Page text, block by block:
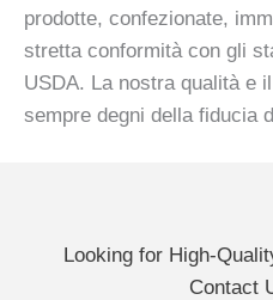
prodotte, confezionate,
stretta conformità con gli
USDA. La nostra qualità e
sempre degni della fiducia
Looking for High-
Contact